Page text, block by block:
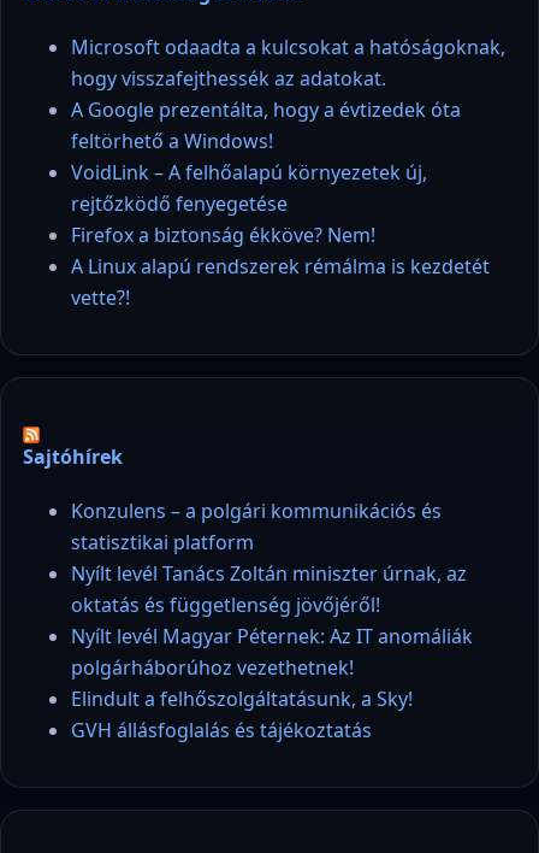
Microsoft odaadta a kulcsokat a hatóságoknak,
hogy visszafejthessék az adatokat.
A Google prezentálta, hogy a évtizedek óta
feltörhető a Windows!
VoidLink – A felhőalapú környezetek új,
rejtőzködő fenyegetése
Firefox a biztonság ékköve? Nem!
A Linux alapú rendszerek rémálma is kezdetét
vette?!
Sajtóhírek
Konzulens – a polgári kommunikációs és
statisztikai platform
Nyílt levél Tanács Zoltán miniszter úrnak, az
oktatás és függetlenség jövőjéről!
Nyílt levél Magyar Péternek: Az IT anomáliák
polgárháborúhoz vezethetnek!
Elindult a felhőszolgáltatásunk, a Sky!
GVH állásfoglalás és tájékoztatás